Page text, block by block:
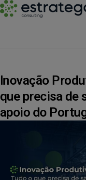
Inovação
que precisa de
apoio do